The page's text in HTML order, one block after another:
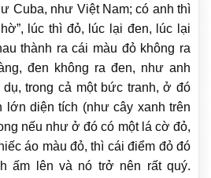
Cuba, như Việt Nam; có anh thì
lúc thì đỏ, lúc lại đen, lúc lại
thành ra cái màu đỏ không ra
đen không ra đen, như anh
trong cả một bức tranh, ở đó
lớn diện tích (như cây xanh trên
nếu như ở đó có một lá cờ đỏ,
áo màu đỏ, thì cái điểm đỏ đó
ấm lên và nó trở nên rất quý.